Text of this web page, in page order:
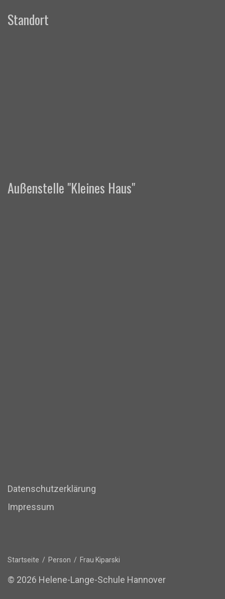
Standort
Außenstelle "Kleines Haus"
Datenschutzerklärung
Impressum
Startseite / Person / Frau Kiparski
© 2026 Helene-Lange-Schule Hannover